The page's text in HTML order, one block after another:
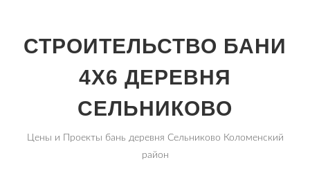
СТРОИТЕЛЬСТВО БАНИ
4Х6 ДЕРЕВНЯ
СЕЛЬНИКОВО
Цены и Проекты бань деревня Сельниково Коломенский
район